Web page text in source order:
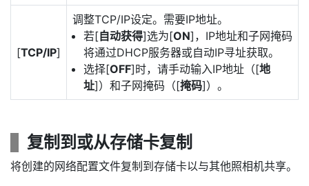
[TCP/IP]
调整TCP/IP设定。需要IP地址。
若[自动获得]选为[ON]，IP地址和子网掩码
将通过DHCP服务器或自动IP寻址获取。
选择[OFF]时，请手动输入IP地址（[地
址]）和子网掩码（[掩码]）。
复制到或从存储卡复制
将创建的网络配置文件复制到存储卡以与其他照相机共享。